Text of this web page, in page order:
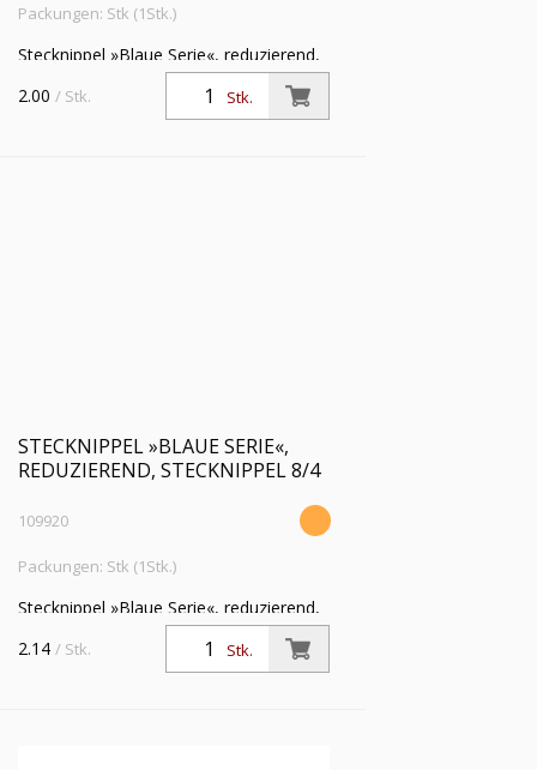
Packungen: Stk (1Stk.)
Stecknippel »Blaue Serie«, reduzierend,
Stecknippel 6/4 mm, Arbeitsdruck max.
15 bar, Kunststoff
Stk.
2.00 / Stk.
STECKNIPPEL »BLAUE SERIE«,
REDUZIEREND, STECKNIPPEL 8/4
109920
Packungen: Stk (1Stk.)
Stecknippel »Blaue Serie«, reduzierend,
Stecknippel 8/4 mm, Arbeitsdruck max.
15 bar, Kunststoff
Stk.
2.14 / Stk.